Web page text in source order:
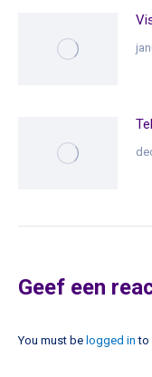
Geef een
You must be logged in to